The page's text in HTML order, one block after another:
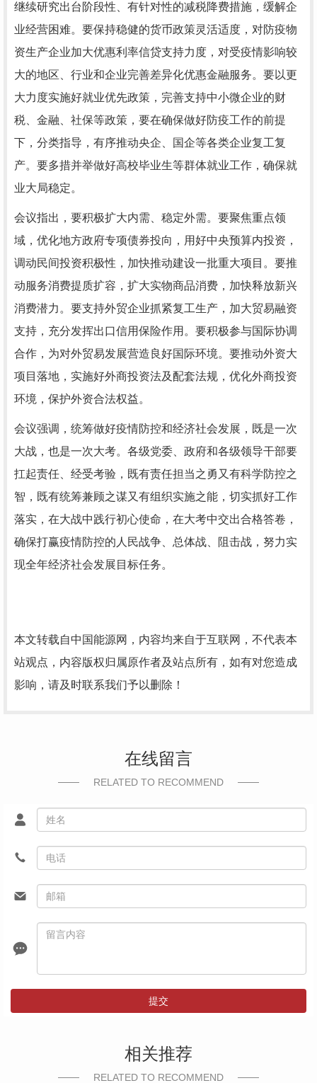
继续研究出台阶段性、有针对性的减税降费措施，缓解企
业经营困难。要保持稳健的货币政策灵活适度，对防疫物
资生产企业加大优惠利率信贷支持力度，对受疫情影响较
大的地区、行业和企业完善差异化优惠金融服务。要以更
大力度实施好就业优先政策，完善支持中小微企业的财
税、金融、社保等政策，要在确保做好防疫工作的前提
下，分类指导，有序推动央企、国企等各类企业复工复
产。要多措并举做好高校毕业生等群体就业工作，确保就
业大局稳定。
会议指出，要积极扩大内需、稳定外需。要聚焦重点领
域，优化地方政府专项债券投向，用好中央预算内投资，
调动民间投资积极性，加快推动建设一批重大项目。要推
动服务消费提质扩容，扩大实物商品消费，加快释放新兴
消费潜力。要支持外贸企业抓紧复工生产，加大贸易融资
支持，充分发挥出口信用保险作用。要积极参与国际协调
合作，为对外贸易发展营造良好国际环境。要推动外资大
项目落地，实施好外商投资法及配套法规，优化外商投资
环境，保护外资合法权益。
会议强调，统筹做好疫情防控和经济社会发展，既是一次
大战，也是一次大考。各级党委、政府和各级领导干部要
扛起责任、经受考验，既有责任担当之勇又有科学防控之
智，既有统筹兼顾之谋又有组织实施之能，切实抓好工作
落实，在大战中践行初心使命，在大考中交出合格答卷，
确保打赢疫情防控的人民战争、总体战、阻击战，努力实
现全年经济社会发展目标任务。
本文转载自中国能源网，内容均来自于互联网，不代表本
站观点，内容版权归属原作者及站点所有，如有对您造成
影响，请及时联系我们予以删除！
在线留言
RELATED TO RECOMMEND
提交
相关推荐
RELATED TO RECOMMEND